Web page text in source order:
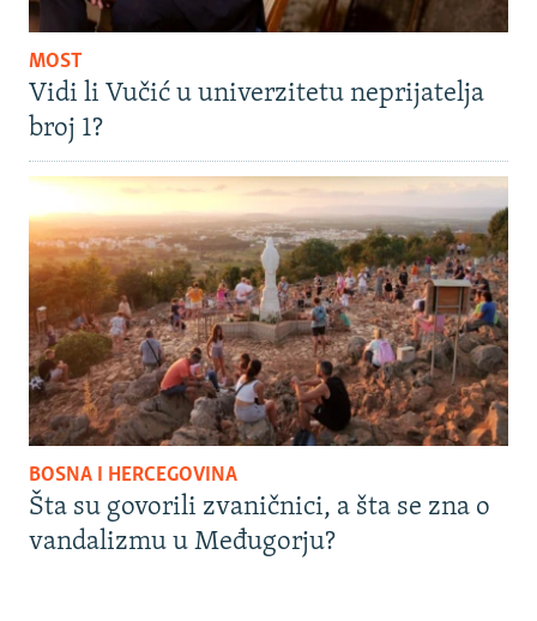
MOST
Vidi li Vučić u univerzitetu neprijatelja
broj 1?
BOSNA I HERCEGOVINA
Šta su govorili zvaničnici, a šta se zna o
vandalizmu u Međugorju?